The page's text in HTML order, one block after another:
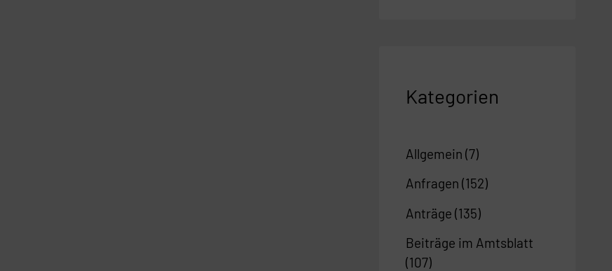
Kategorien
Allgemein (7)
Anfragen (152)
Anträge (135)
Beiträge im Amtsblatt
(107)